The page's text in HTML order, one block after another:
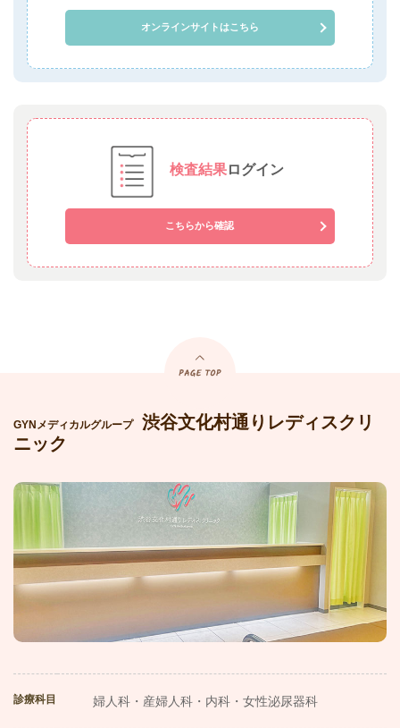
オンラインサイトはこちら
検査結果ログイン
こちらから確認
GYNメディカルグループ
渋谷文化村通りレディスクリ
ニック
診療科目 婦人科・産婦人科・内科・女性泌尿器科